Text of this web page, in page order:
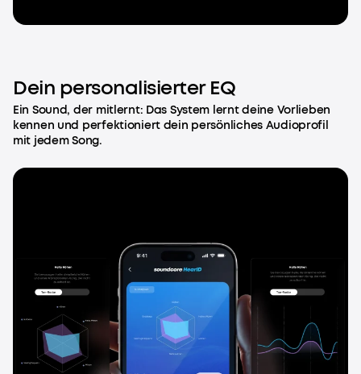
Dein personalisierter EQ
Ein Sound, der mitlernt: Das System lernt deine Vorlieben
kennen und perfektioniert dein persönliches Audioprofil
mit jedem Song.